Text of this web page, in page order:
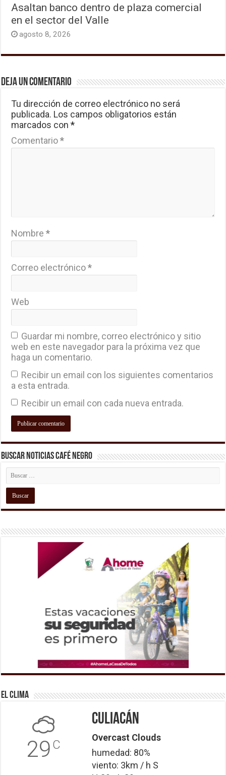
Asaltan banco dentro de plaza comercial
en el sector del Valle
agosto 8, 2026
Deja un comentario
Tu dirección de correo electrónico no será
publicada. Los campos obligatorios están
marcados con*
Comentario*
Nombre*
Correo electrónico*
Web
Guardar mi nombre, correo electrónico y sitio
web en este navegador para la próxima vez que
haga un comentario.
Recibir un email con los siguientes comentarios
a esta entrada.
Recibir un email con cada nueva entrada.
Buscar Noticias Café Negro
El Clima
29 C
Culiacán
Overcast Clouds
humedad: 80%
viento: 3km / h S